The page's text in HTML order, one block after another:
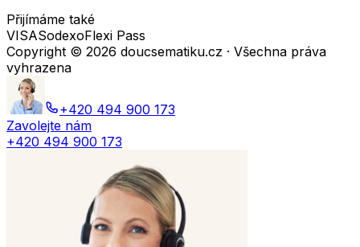
Přijímáme také
VISASodexoFlexi Pass
Copyright © 2026 doucsematiku.cz · Všechna práva
vyhrazena
+420 494 900 173
Zavolejte nám
+420 494 900 173